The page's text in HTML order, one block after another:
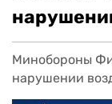
Минобороны
нарушении